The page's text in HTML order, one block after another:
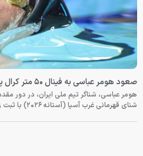
صعود هومر عباسی به فینال ۵۰ متر کرال پشت مسابقات غرب آسیا
شنای قهرمانی غرب آسیا (آستانه ۲۰۲۶) با ثبت زمان ۲۵.۶۷ ثانیه در جایگاه نخست قرار